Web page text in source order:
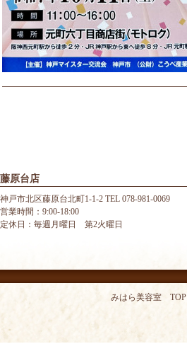
藤原台店
神戸市北区藤原台北町1-1-2 TEL 078-981-0069
営業時間：9:00-18:00
定休日：毎週月曜日 第2火曜日
みはら美容室 TOP